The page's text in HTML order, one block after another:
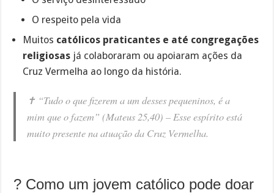
O respeito pela vida
Muitos católicos praticantes e até congregações
religiosas já colaboraram ou apoiaram ações da
Cruz Vermelha ao longo da história.
✝️ “Tudo o que fizerem a um desses pequeninos, é a
mim que o fazem” (Mateus 25,40) – Esse espírito está
muito presente na atuação da Cruz Vermelha.
? Como um jovem católico pode doar